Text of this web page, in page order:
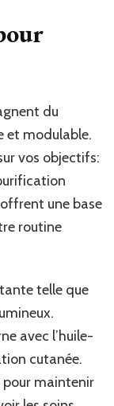
du
et modulable.
vos objectifs:
une base
routine
telle que
avec l’huile-
cutanée.
maintenir